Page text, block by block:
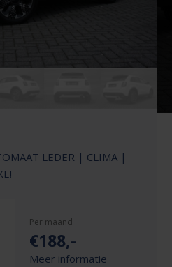
LEDER | CLIMA |
Per maand
€188,-
Meer informatie